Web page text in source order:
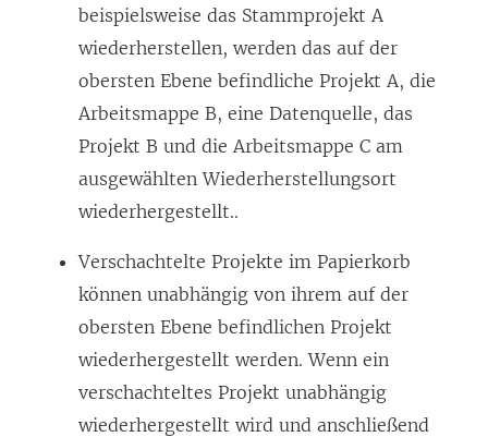
beispielsweise das Stammprojekt A
wiederherstellen, werden das auf der
obersten Ebene befindliche Projekt A, die
Arbeitsmappe B, eine Datenquelle, das
Projekt B und die Arbeitsmappe C am
ausgewählten Wiederherstellungsort
wiederhergestellt..
Verschachtelte Projekte im Papierkorb
können unabhängig von ihrem auf der
obersten Ebene befindlichen Projekt
wiederhergestellt werden. Wenn ein
verschachteltes Projekt unabhängig
wiederhergestellt wird und anschließend